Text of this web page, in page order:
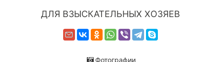
ДЛЯ ВЗЫСКАТЕЛЬНЫХ ХОЗЯЕВ
Фотографии